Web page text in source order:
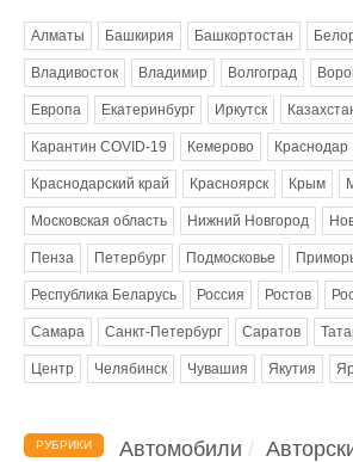
Алматы Башкирия Башкортостан
Владивосток Владимир Волгоград
Европа Екатеринбург Иркутск
Карантин COVID-19 Кемерово Краснодар
Краснодарский край Красноярск Крым
Московская область Нижний Новгород
Пенза Петербург Подмосковье
Республика Беларусь Россия Ростов
Самара Санкт-Петербург Саратов
Центр Челябинск Чувашия Якутия
РУБРИКИ Автомобили